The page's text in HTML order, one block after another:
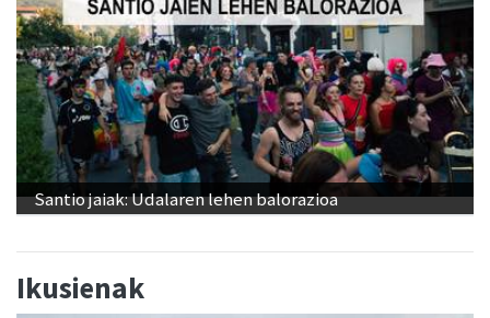
Santio jaiak: Udalaren lehen balorazioa
Ikusienak